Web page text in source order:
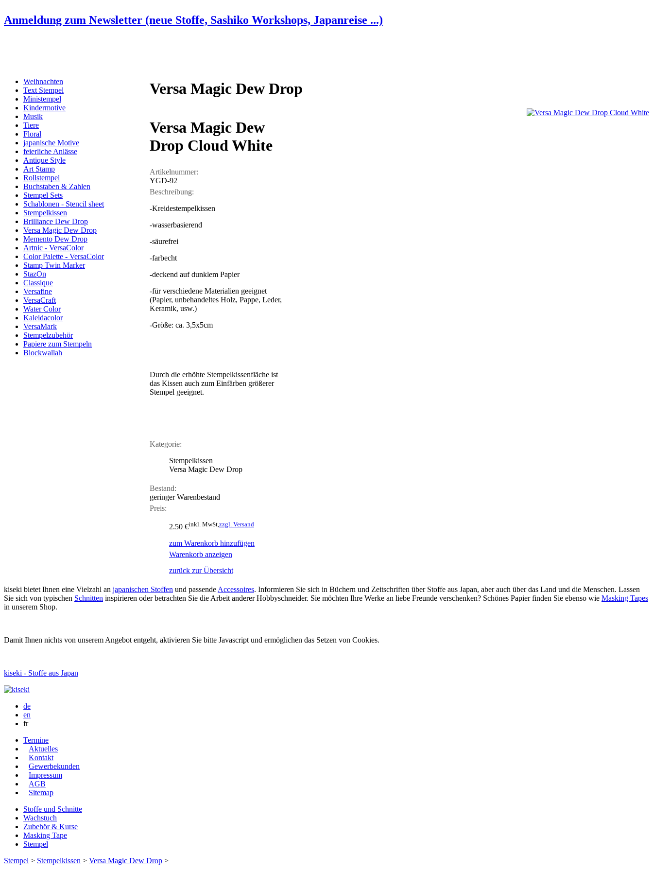
Anmeldung zum Newsletter (neue Stoffe, Sashiko Workshops, Japanreise ...)
Weihnachten
Text Stempel
Ministempel
Kindermotive
Musik
Tiere
Floral
japanische Motive
feierliche Anlässe
Antique Style
Art Stamp
Rollstempel
Buchstaben & Zahlen
Stempel Sets
Schablonen - Stencil sheet
Stempelkissen
Brilliance Dew Drop
Versa Magic Dew Drop
Memento Dew Drop
Artnic - VersaColor
Color Palette - VersaColor
Stamp Twin Marker
StazOn
Classique
Versafine
VersaCraft
Water Color
Kaleidacolor
VersaMark
Stempelzubehör
Papiere zum Stempeln
Blockwallah
Versa Magic Dew Drop
Versa Magic Dew
Drop Cloud White
Artikelnummer:
YGD-92
Beschreibung:
-Kreidestempelkissen
-wasserbasierend
-säurefrei
-farbecht
-deckend auf dunklem Papier
-für verschiedene Materialien geeignet
(Papier, unbehandeltes Holz, Pappe, Leder,
Keramik, usw.)
-Größe: ca. 3,5x5cm
Durch die erhöhte Stempelkissenfläche ist
das Kissen auch zum Einfärben größerer
Stempel geeignet.
Kategorie:
Stempelkissen
Versa Magic Dew Drop
Bestand:
geringer Warenbestand
Preis:
2.50 €inkl. MwSt, zzgl. Versand
zum Warenkorb hinzufügen
Warenkorb anzeigen
zurück zur Übersicht
kiseki bietet Ihnen eine Vielzahl an japanischen Stoffen und passende Accessoires. Informieren Sie sich in Büchern und Zeitschriften über Stoffe aus Japan, aber auch über das Land und die Menschen. Lassen
Sie sich von typischen Schnitten inspirieren oder betrachten Sie die Arbeit anderer Hobbyschneider. Sie möchten Ihre Werke an liebe Freunde verschenken? Schönes Papier finden Sie ebenso wie Masking Tapes
in unserem Shop.
Damit Ihnen nichts von unserem Angebot entgeht, aktivieren Sie bitte Javascript und ermöglichen das Setzen von Cookies.
kiseki - Stoffe aus Japan
de
en
fr
Termine
| Aktuelles
| Kontakt
| Gewerbekunden
| Impressum
| AGB
| Sitemap
Stoffe und Schnitte
Wachstuch
Zubehör & Kurse
Masking Tape
Stempel
Stempel > Stempelkissen > Versa Magic Dew Drop >